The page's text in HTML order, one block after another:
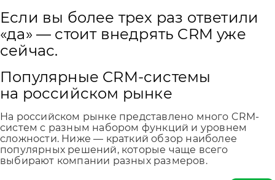
Если вы более трех раз ответили
«да» — стоит внедрять CRM уже
сейчас.
Популярные CRM-системы
на российском рынке
На российском рынке представлено много CRM-
систем с разным набором функций и уровнем
сложности. Ниже — краткий обзор наиболее
популярных решений, которые чаще всего
выбирают компании разных размеров.